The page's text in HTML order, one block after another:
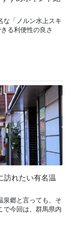
な「ノルン水上スキ
る利便性の良さ
訪れたい有名温
泉郷と言っても、そ
で今回は、群馬県内